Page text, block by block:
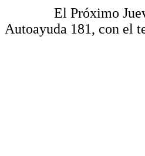
El Próximo Jueves,
Autoayuda 181, con el